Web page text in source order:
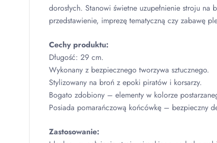
dorosłych. Stanowi świetne uzupełnienie stroju na
przedstawienie, imprezę tematyczną czy zabawę
Cechy produktu:
Długość: 29 cm.
Wykonany z bezpiecznego tworzywa sztucznego.
Stylizowany na broń z epoki piratów i korsarzy.
Bogato zdobiony – elementy w kolorze
Posiada pomarańczową końcówkę – bezpieczny
Zastosowanie: